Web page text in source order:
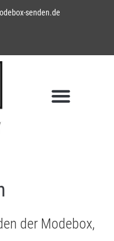
senden.de
der Modebox,